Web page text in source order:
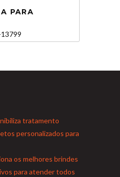
PARA
tratamento
personalizados para
os melhores brindes
para atender todos